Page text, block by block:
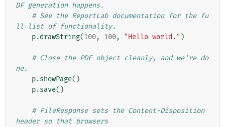
DF generation happens.
# See the ReportLab documentation for the fu
ll list of functionality.
p.drawString(100, 100, "Hello world." )
# Close the PDF object cleanly, and we're do
ne.
p.showPage()
p.save()
# FileResponse sets the Content-Disposition
header so that browsers